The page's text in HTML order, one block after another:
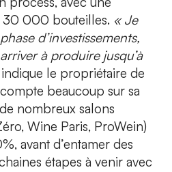
30 000 bouteilles. « Je
d’investissements,
à produire jusqu’à
le propriétaire de
beaucoup sur sa
nombreux salons
Wine Paris, ProWein)
avant d’entamer des
étapes à venir avec